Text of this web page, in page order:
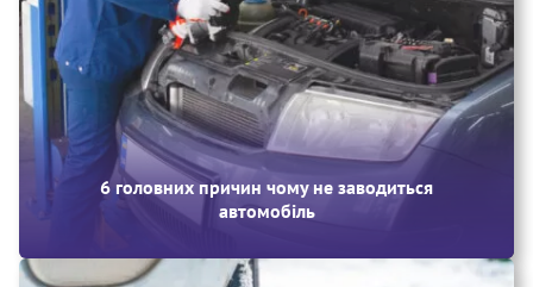
6 головних причин чому не заводиться
автомобіль